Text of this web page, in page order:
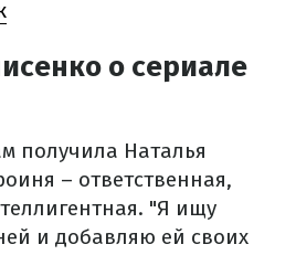
о сериале
получила Наталья
– ответственная,
"Я ищу
и добавляю ей своих